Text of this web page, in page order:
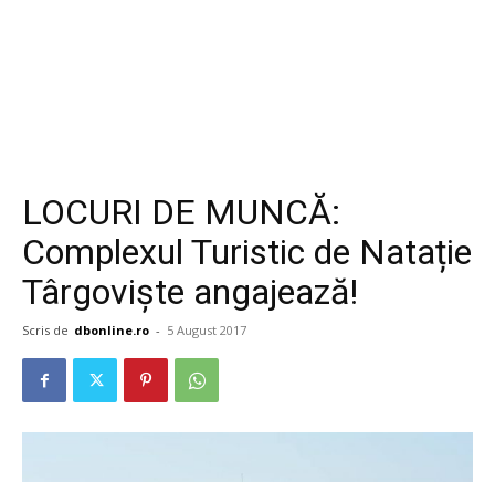
LOCURI DE MUNCĂ:
Complexul Turistic de Natație
Târgoviște angajează!
Scris de dbonline.ro - 5 August 2017